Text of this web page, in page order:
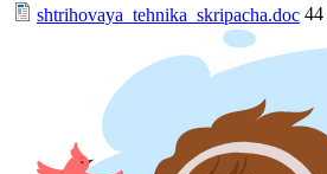
shtrihovaya_tehnika_skripacha.doc